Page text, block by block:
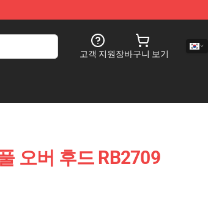
고객 지원장바구니 보기
오버 후드 RB2709